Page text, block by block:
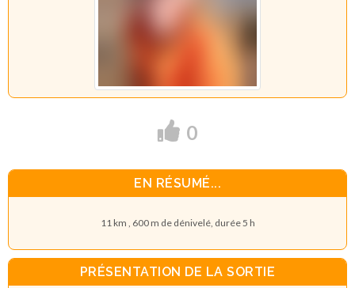
0
EN RÉSUMÉ...
11 km , 600 m de dénivelé, durée 5 h
PRÉSENTATION DE LA SORTIE